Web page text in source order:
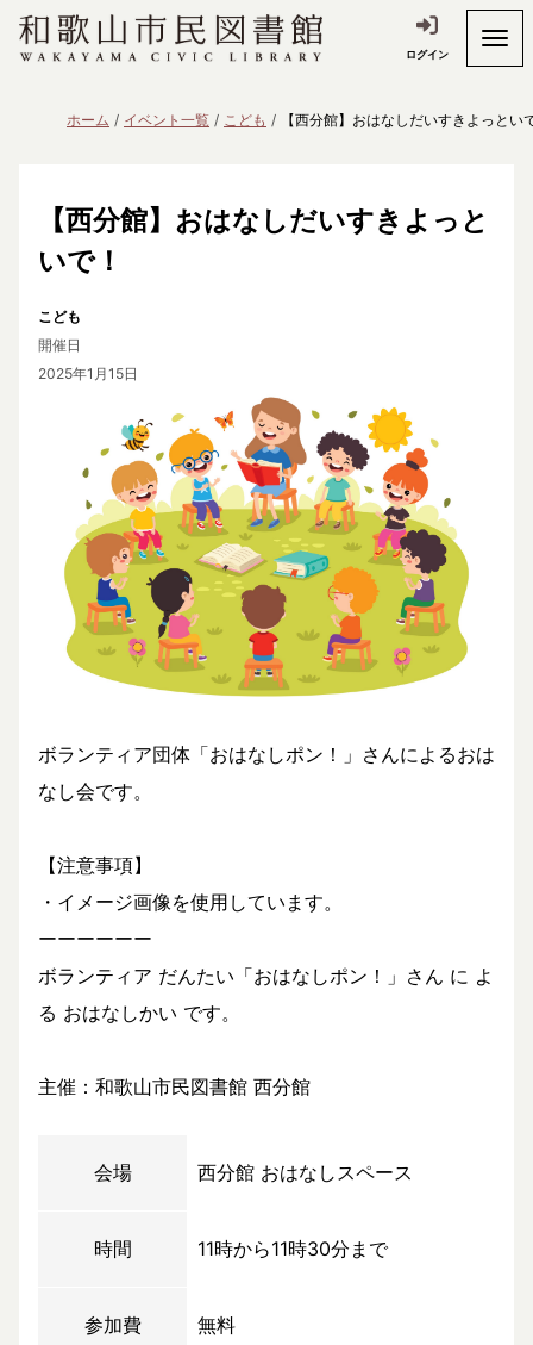
ログイン
ホーム イベント一覧 こども 【西分館】おはなしだいすきよっとい
【西分館】おはなしだいすきよっと
いで！
こども
開催日
2025年1月15日
ボランティア団体「おはなしポン！」さんによるおは
なし会です。
【注意事項】
・イメージ画像を使用しています。
ーーーーーー
ボランティア だんたい「おはなしポン！」さん に よ
る おはなしかい です。
主催：和歌山市民図書館 西分館
会場 西分館 おはなしスペース
時間 11時から11時30分まで
参加費 無料